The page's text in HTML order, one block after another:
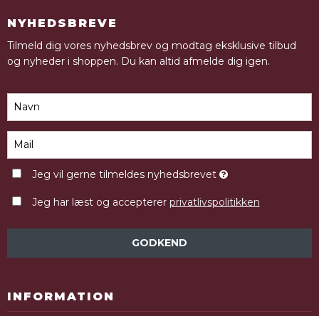
NYHEDSBREVE
Tilmeld dig vores nyhedsbrev og modtag eksklusive tilbud
og nyheder i shoppen. Du kan altid afmelde dig igen.
Jeg vil gerne tilmeldes nyhedsbrevet
Jeg har læst og accepterer privatlivspolitikken
GODKEND
INFORMATION